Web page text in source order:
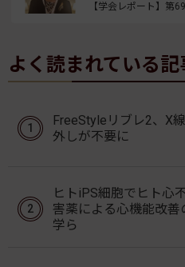
【学会レポート】第
よく読まれている記
FreeStyleリブレ2、X
外しが不要に
ヒトiPS細胞でヒト心
害薬による心機能改
学ら